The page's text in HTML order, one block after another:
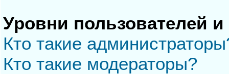
Уровни пользователей
Кто такие
Кто такие модераторы?